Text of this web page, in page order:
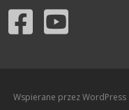
Wspierane przez WordPress